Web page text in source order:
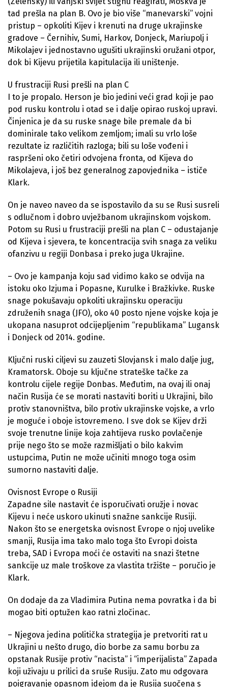
tad prešla na plan B. Ovo je bio više “manevarski” vojni
pristup – opkoliti Kijev i krenuti na druge ukrajinske
gradove – Černihiv, Sumi, Harkov, Donjeck, Mariupolj i
Mikolajev i jednostavno ugušiti ukrajinski oružani otpor,
dok bi Kijevu prijetila kapitulacija ili uništenje.
U frustraciji Rusi prešli na plan C
I to je propalo. Herson je bio jedini veći grad koji je pao
pod rusku kontrolu i otad se i dalje opirao ruskoj upravi.
Činjenica je da su ruske snage bile premale da bi
dominirale tako velikom zemljom; imali su vrlo loše
rezultate iz različitih razloga; bili su loše vođeni i
raspršeni oko četiri odvojena fronta, od Kijeva do
Mikolajeva, i još bez generalnog zapovjednika – ističe
Klark.
On je naveo naveo da se ispostavilo da su se Rusi susreli
s odlučnom i dobro uvježbanom ukrajinskom vojskom.
Potom su Rusi u frustraciji prešli na plan C – odustajanje
od Kijeva i sjevera, te koncentracija svih snaga za veliku
ofanzivu u regiji Donbasa i preko juga Ukrajine.
– Ovo je kampanja koju sad vidimo kako se odvija na
istoku oko Izjuma i Popasne, Kurulke i Bražkivke. Ruske
snage pokušavaju opkoliti ukrajinsku operaciju
združenih snaga (JFO), oko 40 posto njene vojske koja je
ukopana nasuprot odcijepljenim “republikama” Lugansk
i Donjeck od 2014. godine.
Ključni ruski ciljevi su zauzeti Slovjansk i malo dalje jug,
Kramatorsk. Oboje su ključne strateške tačke za
kontrolu cijele regije Donbas. Međutim, na ovaj ili onaj
način Rusija će se morati nastaviti boriti u Ukrajini, bilo
protiv stanovništva, bilo protiv ukrajinske vojske, a vrlo
je moguće i oboje istovremeno. I sve dok se Kijev drži
svoje trenutne linije koja zahtijeva rusko povlačenje
prije nego što se može razmišljati o bilo kakvim
ustupcima, Putin ne može učiniti mnogo toga osim
sumorno nastaviti dalje.
Ovisnost Evrope o Rusiji
Zapadne sile nastavit će isporučivati oružje i novac
Kijevu i neće uskoro ukinuti snažne sankcije Rusiji.
Nakon što se energetska ovisnost Evrope o njoj uvelike
smanji, Rusija ima tako malo toga što Evropi doista
treba, SAD i Evropa moći će ostaviti na snazi štetne
sankcije uz male troškove za vlastita tržište – poručio je
Klark.
On dodaje da za Vladimira Putina nema povratka i da bi
mogao biti optužen kao ratni zločinac.
– Njegova jedina politička strategija je pretvoriti rat u
Ukrajini u nešto drugo, dio borbe za samu borbu za
opstanak Rusije protiv “nacista” i “imperijalista” Zapada
koji uživaju u prilici da sruše Rusiju. Zato mu odgovara
poigravanje opasnom idejom da je Rusija suočena s